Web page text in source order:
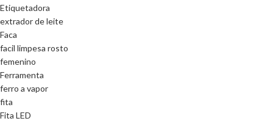
Etiquetadora
extrador de leite
Faca
facil limpesa rosto
femenino
Ferramenta
ferro a vapor
fita
Fita LED